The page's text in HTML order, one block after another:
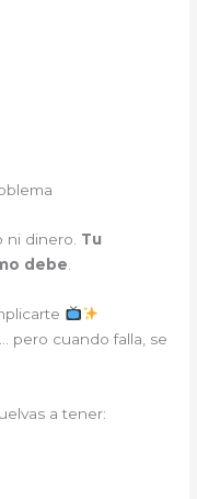
dinero. Tu
debe
pero cuando falla, se
a tener: